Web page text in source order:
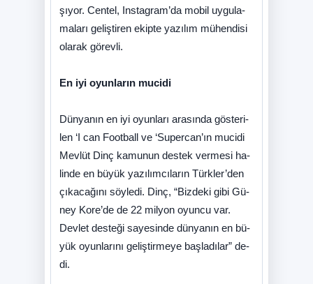
şı­yor. Cen­tel, Ins­tag­ra­m’­da mo­bil uy­gu­la­
ma­la­rı ge­liş­ti­ren ekip­te ya­zı­lım mü­hen­di­si
ola­rak gö­rev­li.
En iyi oyunların mucidi
Dün­ya­nın en iyi oyun­la­rı ara­sın­da gös­te­ri­
len ‘I can Fo­ot­ball ve ‘Su­per­ca­n’­ın mu­ci­di
Mev­lüt Dinç ka­munun des­tek ver­me­si ha­
lin­de en bü­yük ya­zı­lım­cı­la­rın Türk­le­r’den
çı­ka­ca­ğı­nı söy­le­di. Dinç, “Biz­de­ki gi­bi Gü­
ney Ko­re­’de de 22 mil­yon oyun­cu var.
Dev­let des­te­ği sa­ye­sin­de dün­ya­nın en bü­
yük oyun­la­rı­nı ge­liş­tir­me­ye baş­la­dılar” de­
di.